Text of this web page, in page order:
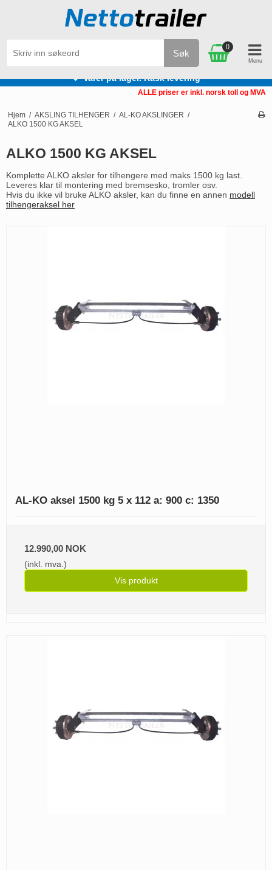
Varer på lager. Rask levering
Søk
0
ALLE priser er inkl. norsk toll og MVA
Hjem / AKSLING TILHENGER / AL-KO AKSLINGER /
ALKO 1500 KG AKSEL
ALKO 1500 KG AKSEL
Komplette ALKO aksler for tilhengere med maks 1500 kg last.
Leveres klar til montering med bremsesko, tromler osv.
Hvis du ikke vil bruke ALKO aksler, kan du finne en annen modell
tilhengeraksel her
AL-KO aksel 1500 kg 5 x 112 a: 900 c: 1350
12.990,00 NOK
(inkl. mva.)
Vis produkt